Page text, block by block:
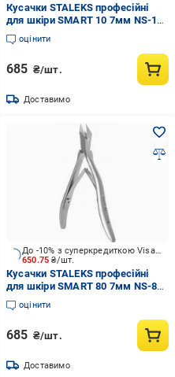
Кусачки STALEKS професійні
для шкіри SMART 10 7мм NS-10-
7
оцінити
685 ₴/шт.
Доставимо
650.75₴/шт.
До -10% з суперкредиткою Visa Вигода
Кусачки STALEKS професійні
для шкіри SMART 80 7мм NS-80-
7
оцінити
685 ₴/шт.
Доставимо